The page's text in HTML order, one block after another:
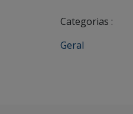
Categorias :
Geral